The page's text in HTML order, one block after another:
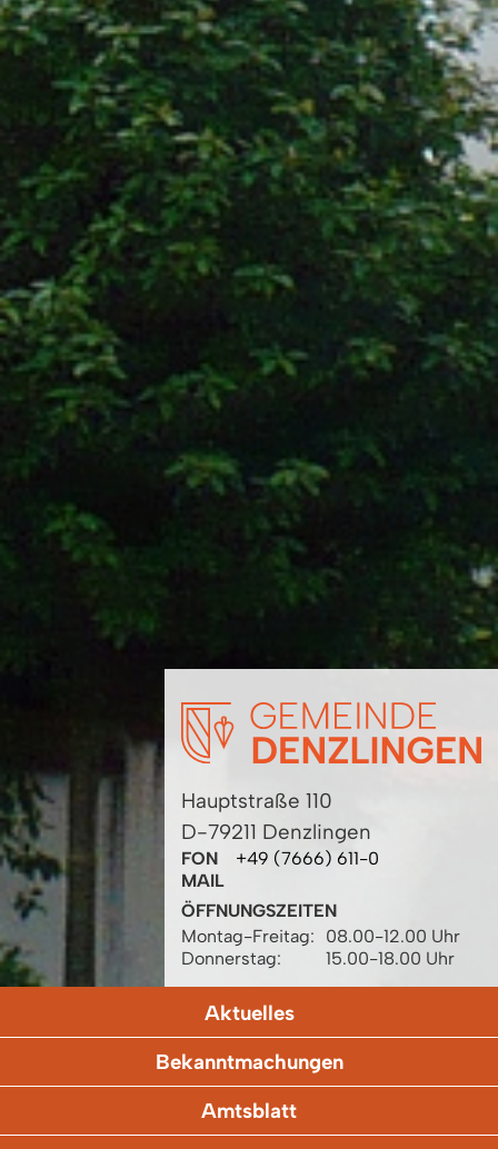
Hauptstraße 110
D-79211 Denzlingen
FON
+49 (7666) 611-0
MAIL
ÖFFNUNGSZEITEN
Montag-Freitag:
08.00-12.00 Uhr
Donnerstag:
15.00-18.00 Uhr
Aktuelles
Bekanntmachungen
Amtsblatt